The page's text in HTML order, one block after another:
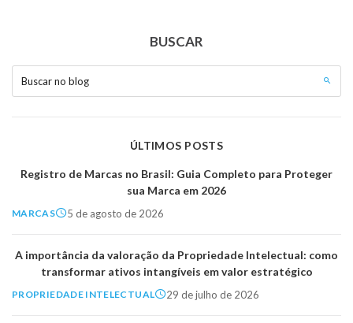
BUSCAR
Buscar no blog
ÚLTIMOS POSTS
Registro de Marcas no Brasil: Guia Completo para Proteger
sua Marca em 2026
MARCAS 5 de agosto de 2026
A importância da valoração da Propriedade Intelectual: como
transformar ativos intangíveis em valor estratégico
PROPRIEDADE INTELECTUAL 29 de julho de 2026